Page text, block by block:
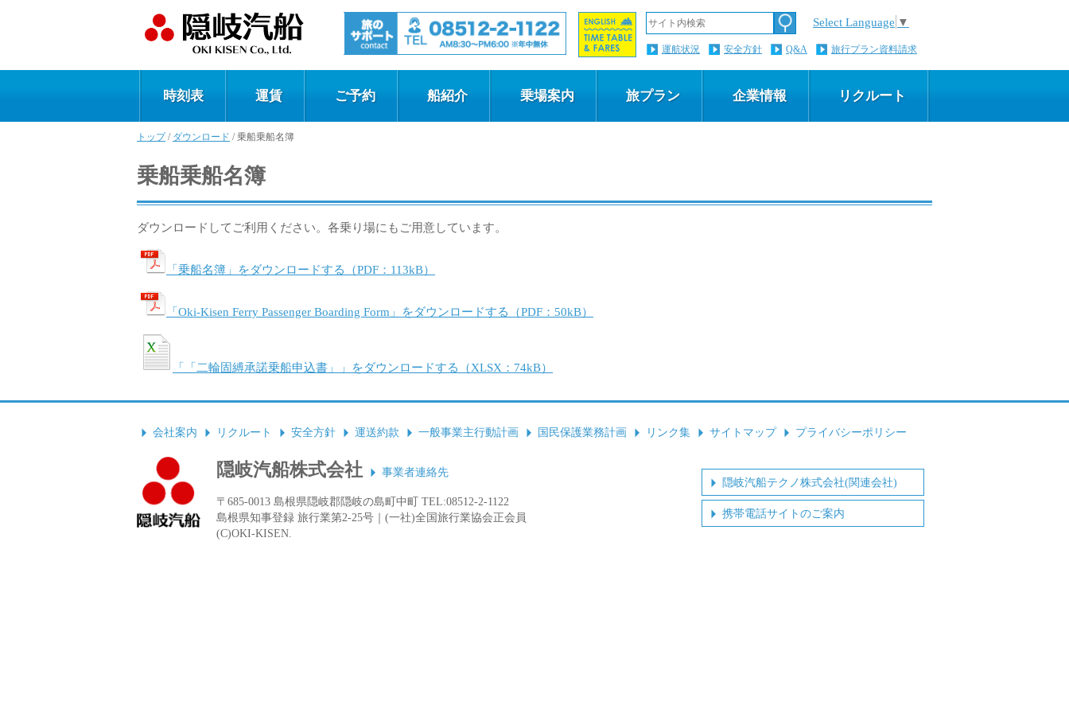
Select Language ▼
運航状況 安全方針 Q&A 旅行プラン資料請求
時刻表 運賃 ご予約 船紹介 乗場案内 旅プラン 企業情報 リクルート
トップ/ ダウンロード /乗船乗船名簿
乗船乗船名簿
ダウンロードしてご利用ください。各乗り場にもご用意しています。
「乗船名簿」をダウンロードする（PDF：113kB）
「Oki-Kisen Ferry Passenger Boarding Form」をダウンロードする（PDF：50kB）
「「二輪固縛承諾乗船申込書」」をダウンロードする（XLSX：74kB）
会社案内 リクルート 安全方針 運送約款 一般事業主行動計画 国民保護業務計画 リンク集 サイトマップ プライバシーポリシー
隠岐汽船株式会社 事業者連絡先
〒685-0013 島根県隠岐郡隠岐の島町中町 TEL:08512-2-1122
島根県知事登録 旅行業第2-25号｜(一社)全国旅行業協会正会員
(C)OKI-KISEN.
隠岐汽船テクノ株式会社(関連会社)
携帯電話サイトのご案内